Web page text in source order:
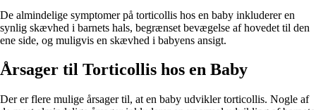
De almindelige symptomer på torticollis hos en baby inkluderer en
synlig skævhed i barnets hals, begrænset bevægelse af hovedet til den
ene side, og muligvis en skævhed i babyens ansigt.
Årsager til Torticollis hos en Baby
Der er flere mulige årsager til, at en baby udvikler torticollis. Nogle af